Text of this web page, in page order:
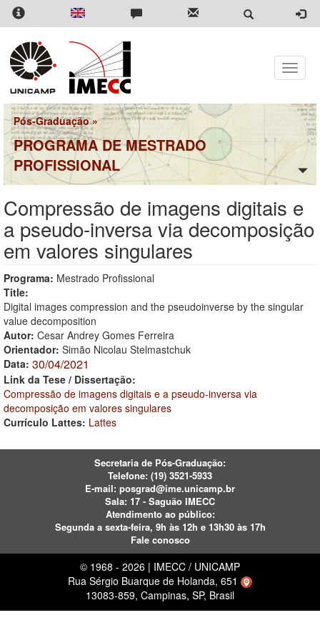
Pular
para
conteúdo
principal
Toggle
Pós-Graduação»
PROGRAMA DE MESTRADO
PROFISSIONAL
Compressão de imagens digitais e
a pseudo-inversa via decomposição
em valores singulares
Programa: Mestrado Profissional
Title:
Digital images compression and the pseudoinverse by the singular
value decomposition
Autor: Cesar Andrey Gomes Ferreira
Orientador: Simão Nicolau Stelmastchuk
Data: 30/04/2021
Link da Tese / Dissertação:
Compressão de imagens digitais e a pseudo-inversa via
decomposição em valores singulares
Currículo Lattes: Lattes
Secretaria de Pós-Graduação:
Telefone: (19) 3521-5933
E-mail: posgrad@ime.unicamp.br
Sala: 17 - Saguão IMECC
Atendimento ao público:
Segunda a sexta-feira, 9h às 12h e 13h30 às 17h
Fale conosco
© 1968 - 2026 | IMECC / UNICAMP
Rua Sérgio Buarque de Holanda, 651
13083-859, Campinas, SP, Brasil